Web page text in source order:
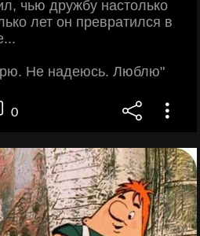
чью дружбу настолько
лет он превратился в
Не надеюсь. Люблю"
0